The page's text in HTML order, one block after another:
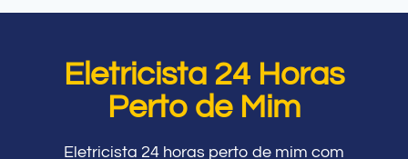
Eletricista 24 Horas
Perto de Mim
Eletricista 24 horas perto de mim com